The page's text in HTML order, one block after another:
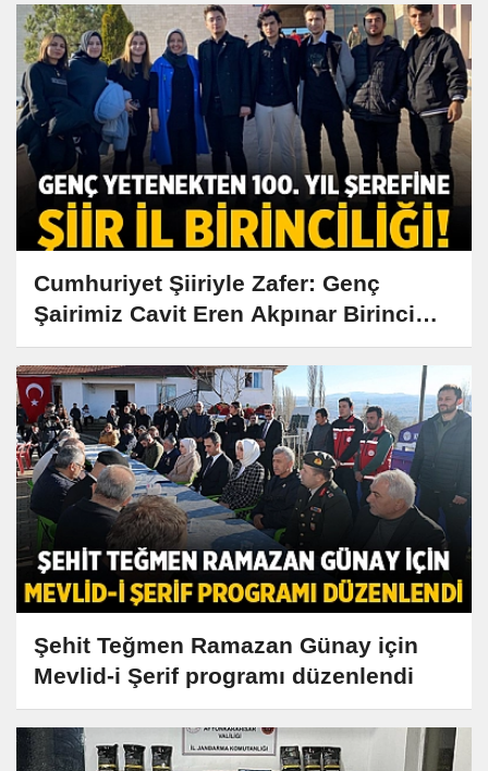
Cumhuriyet Şiiriyle Zafer: Genç
Şairimiz Cavit Eren Akpınar Birinci
Oldu
Şehit Teğmen Ramazan Günay için
Mevlid-i Şerif programı düzenlendi